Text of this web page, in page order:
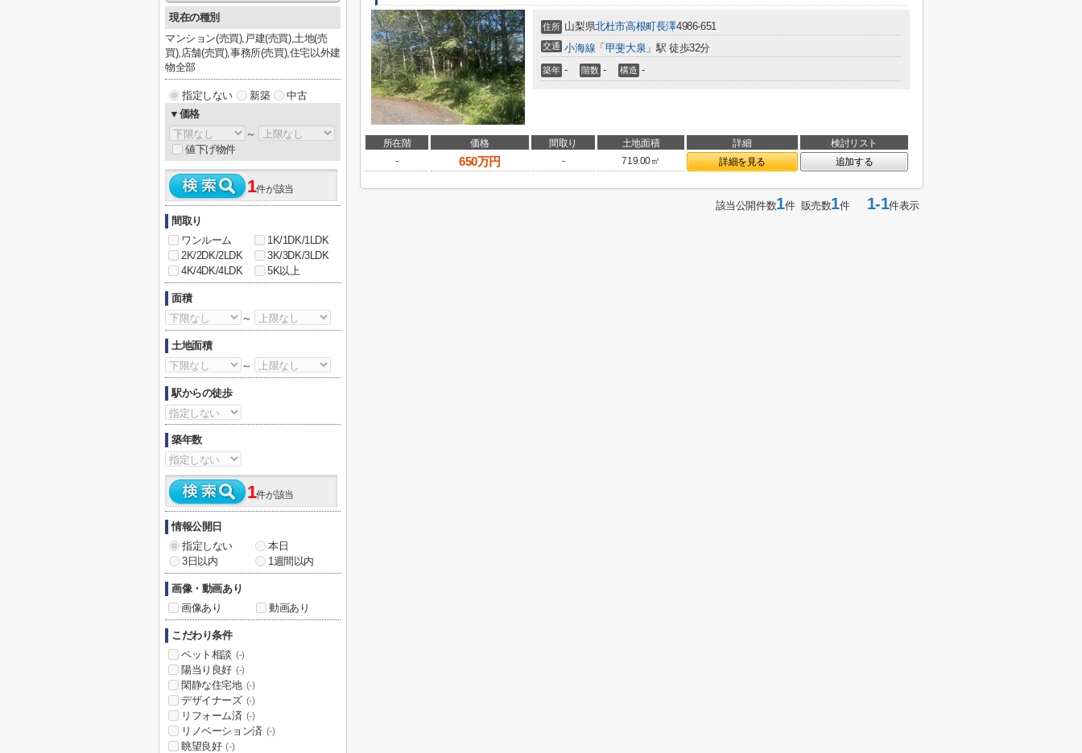
住所 山梨県北杜市高根町長澤4986-651
交通 小海線 「 甲斐大泉 」駅 徒歩32分
築年 - 階数 - 構造 -
所在階 価格 間取り 土地面積 詳細
検討リスト
-
650万円 - 719.00㎡ 詳細を見る 追加する
該当公開件数1件 販売数1件1-1件表示
現在の種別
マンション(売買),戸建(売買),土地(売
買),店舗(売買),事務所(売買),住宅以外建
物全部
指定しない 新築
中古
▼価格
～
値下げ物件
1件が該当
間取り
ワンルーム
1K/1DK/1LDK
2K/2DK/2LDK
3K/3DK/3LDK
4K/4DK/4LDK
5K以上
面積
～
土地面積
～
駅からの徒歩
築年数
1件が該当
情報公開日
指定しない
本日
3日以内
1週間以内
画像・動画あり
画像あり
動画あり
こだわり条件
ペット相談 (-)
陽当り良好 (-)
閑静な住宅地 (-)
デザイナーズ (-)
リフォーム済 (-)
リノベーション済 (-)
眺望良好 (-)